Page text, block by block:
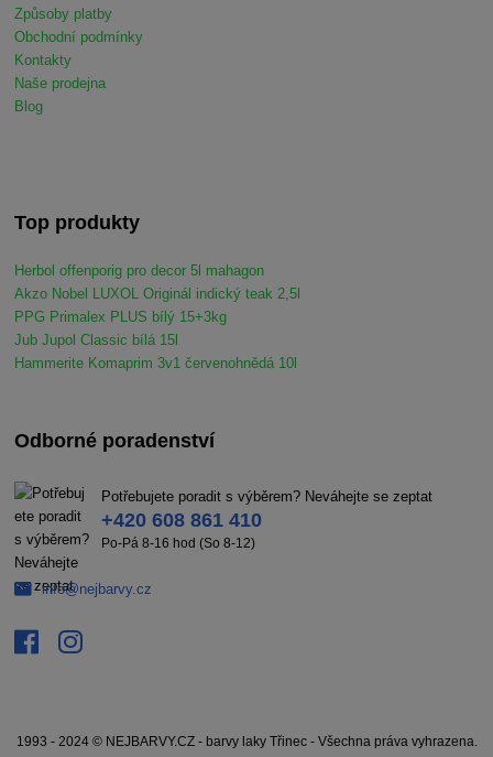
Způsoby platby
Obchodní podmínky
Kontakty
Naše prodejna
Blog
Top produkty
Herbol offenporig pro decor 5l mahagon
Akzo Nobel LUXOL Originál indický teak 2,5l
PPG Primalex PLUS bílý 15+3kg
Jub Jupol Classic bílá 15l
Hammerite Komaprim 3v1 červenohnědá 10l
Odborné poradenství
Potřebujete poradit s výběrem? Neváhejte se zeptat
+420 608 861 410
Po-Pá 8-16 hod (So 8-12)
info@nejbarvy.cz
1993 - 2024 © NEJBARVY.CZ - barvy laky Třinec - Všechna práva vyhrazena.